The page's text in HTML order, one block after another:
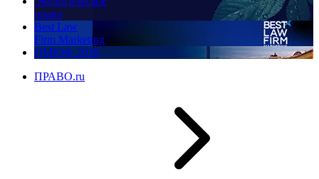
право
Best Law
Firm Marketing
ПМЮФ 2026
ПРАВО.ru